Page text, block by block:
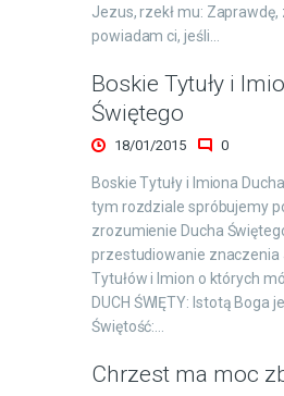
Jezus, rzekł mu: Zaprawdę,
powiadam ci, jeśli…
Boskie Tytuły i
Świętego
18/01/2015 0
Boskie Tytuły i Imiona
tym rozdziale spróbujemy
zrozumienie Ducha
przestudiowanie znaczenia
Tytułów i Imion o których
DUCH ŚWIĘTY: Istotą Boga
Świętość:…
Chrzest ma moc